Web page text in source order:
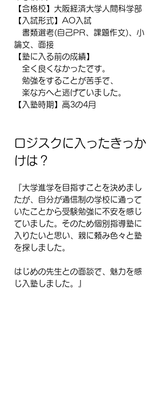
【合格校】大阪経済大学人間科学部
【入試形式】AO入試
書類選考(自己PR、課題作文)、小
論文、面接
【塾に入る前の成績】
全く良くなかったです。
勉強をすることが苦手で、
楽な方へと逃げていました。
【入塾時期】高3の4月
ロジスクに入ったきっか
けは？
『大学進学を目指すことを決めまし
たが、自分が通信制の学校に通って
いたことから受験勉強に不安を感じ
ていました。そのため個別指導塾に
入りたいと思い、親に頼み色々と塾
を探しました。
はじめの先生との面談で、魅力を感
じ入塾しました。』